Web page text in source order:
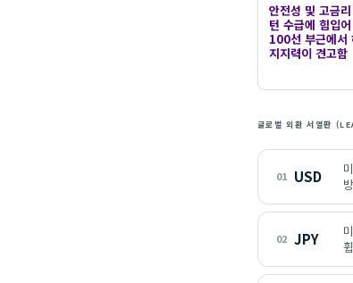
안전성 및 고금
턴 수급에 힘입어
100선 부근에서
지지력이 견고함
글로벌 외환 서열판
01 USD
02 JPY